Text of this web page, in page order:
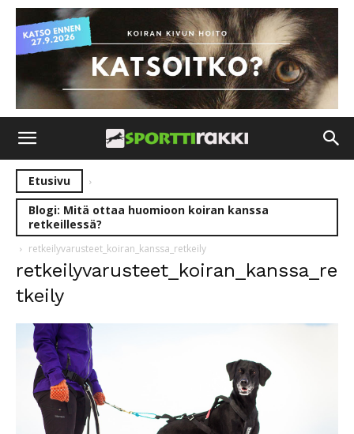
Etusivu
Blogi: Mitä ottaa huomioon koiran kanssa
retkeillessä?
retkeilyvarusteet_koiran_kanssa_retkeily
retkeilyvarusteet_koiran_kanssa_re
tkeily